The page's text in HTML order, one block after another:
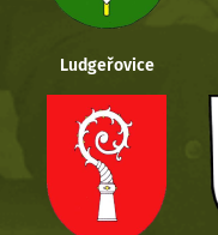
Ludgeřovice